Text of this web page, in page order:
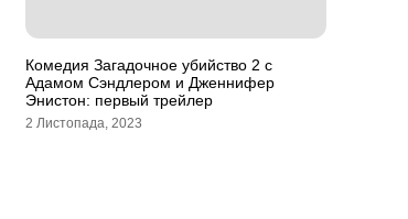
Комедия Загадочное убийство 2 с
Адамом Сэндлером и Дженнифер
Энистон: первый трейлер
2 Листопада, 2023